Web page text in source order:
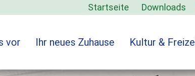
Startseite Downloads
vor Ihr neues Zuhause Kultur &